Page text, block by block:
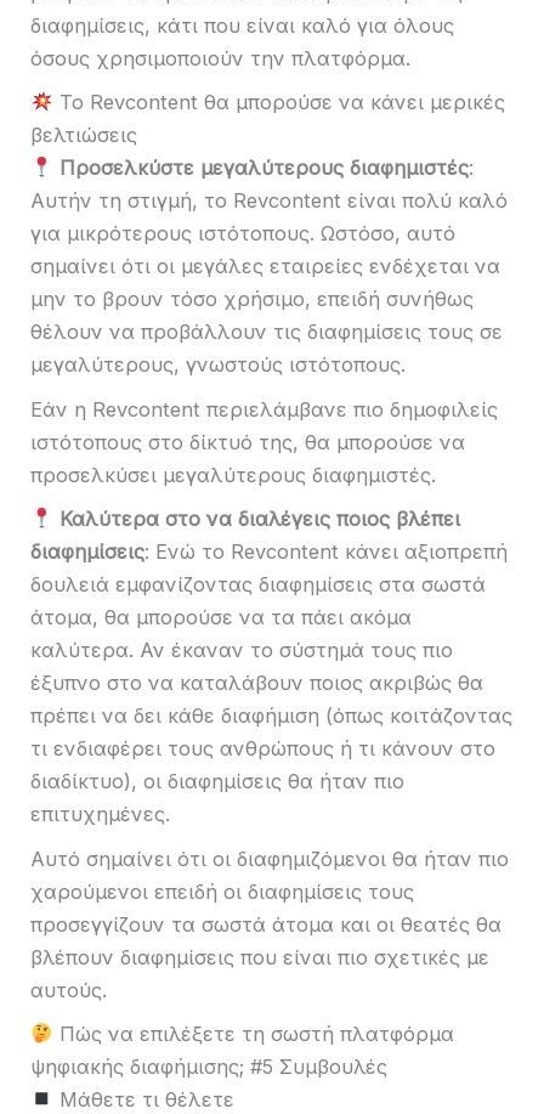
διαφημίσεις, κάτι που είναι καλό για όλους
όσους χρησιμοποιούν την πλατφόρμα.
Το Revcontent θα μπορούσε να κάνει μερικές
βελτιώσεις
Προσελκύστε μεγαλύτερους διαφημιστές:
Αυτήν τη στιγμή, το Revcontent είναι πολύ καλό
για μικρότερους ιστότοπους. Ωστόσο, αυτό
σημαίνει ότι οι μεγάλες εταιρείες ενδέχεται να
μην το βρουν τόσο χρήσιμο, επειδή συνήθως
θέλουν να προβάλλουν τις διαφημίσεις τους σε
μεγαλύτερους, γνωστούς ιστότοπους.
Εάν η Revcontent περιελάμβανε πιο δημοφιλείς
ιστότοπους στο δίκτυό της, θα μπορούσε να
προσελκύσει μεγαλύτερους διαφημιστές.
Καλύτερα στο να διαλέγεις ποιος βλέπει
διαφημίσεις: Ενώ το Revcontent κάνει αξιοπρεπή
δουλειά εμφανίζοντας διαφημίσεις στα σωστά
άτομα, θα μπορούσε να τα πάει ακόμα
καλύτερα. Αν έκαναν το σύστημά τους πιο
έξυπνο στο να καταλάβουν ποιος ακριβώς θα
πρέπει να δει κάθε διαφήμιση (όπως κοιτάζοντας
τι ενδιαφέρει τους ανθρώπους ή τι κάνουν στο
διαδίκτυο), οι διαφημίσεις θα ήταν πιο
επιτυχημένες.
Αυτό σημαίνει ότι οι διαφημιζόμενοι θα ήταν πιο
χαρούμενοι επειδή οι διαφημίσεις τους
προσεγγίζουν τα σωστά άτομα και οι θεατές θα
βλέπουν διαφημίσεις που είναι πιο σχετικές με
αυτούς.
Πώς να επιλέξετε τη σωστή πλατφόρμα
ψηφιακής διαφήμισης; #5 Συμβουλές
Μάθετε τι θέλετε